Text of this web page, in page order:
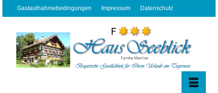
Gastaufnahmebedingungen Impressum Datenschutz